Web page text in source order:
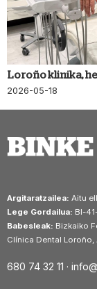
Loroño klinika,
2026-05-18
Argitaratzailea: Aitu
Lege Gordailua: BI-
Babesleak: Bizkaiko
Clínica Dental Loroño,
680 74 32 11 ·